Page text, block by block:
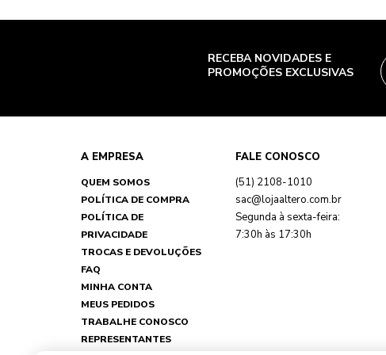
RECEBA NOVIDADES E
PROMOÇÕES EXCLUSIVAS
A EMPRESA
QUEM SOMOS
POLÍTICA DE COMPRA
POLÍTICA DE
PRIVACIDADE
TROCAS E DEVOLUÇÕES
FAQ
MINHA CONTA
MEUS PEDIDOS
TRABALHE CONOSCO
REPRESENTANTES
FALE CONOSCO
(51) 2108-1010
sac@lojaaltero.com.br
Segunda à sexta-feira:
7:30h às 17:30h